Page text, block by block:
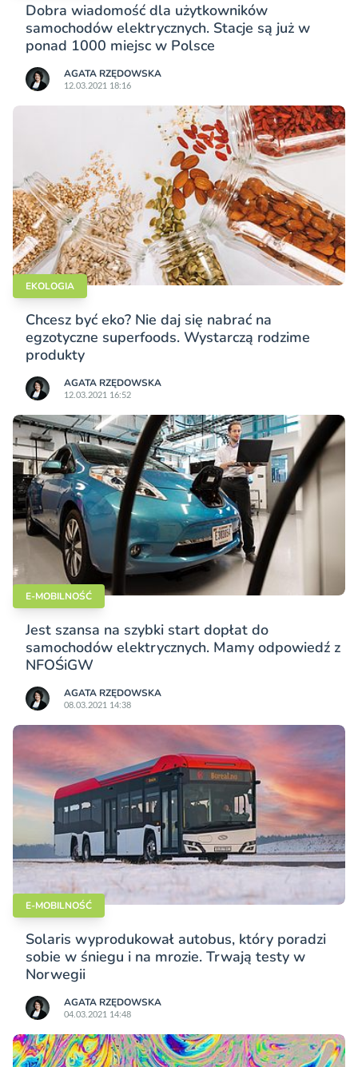
Dobra wiadomość dla użytkowników
samochodów elektrycznych. Stacje są już w
ponad 1000 miejsc w Polsce
AGATA RZĘDOWSKA
12.03.2021 18:16
EKOLOGIA
Chcesz być eko? Nie daj się nabrać na
egzotyczne superfoods. Wystarczą rodzime
produkty
AGATA RZĘDOWSKA
12.03.2021 16:52
E-MOBILNOŚĆ
Jest szansa na szybki start dopłat do
samochodów elektrycznych. Mamy odpowiedź z
NFOŚiGW
AGATA RZĘDOWSKA
08.03.2021 14:38
E-MOBILNOŚĆ
Solaris wyprodukował autobus, który poradzi
sobie w śniegu i na mrozie. Trwają testy w
Norwegii
AGATA RZĘDOWSKA
04.03.2021 14:48